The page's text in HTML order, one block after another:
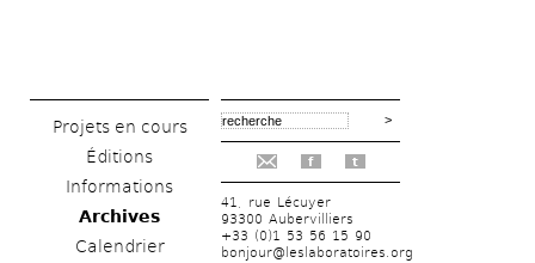
Projets en cours
Éditions
Informations
Archives
Calendrier
f t
41, rue Lécuyer
93300 Aubervilliers
+33 (0)1 53 56 15 90
bonjour@leslaboratoires.org